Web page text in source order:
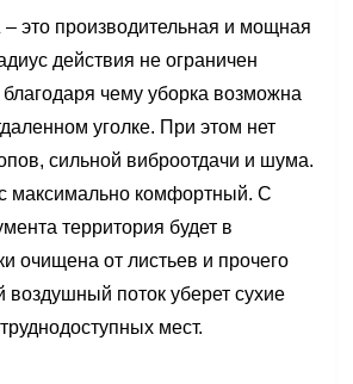
это производительная и мощная
действия не ограничен
чему уборка возможна
уголке. При этом нет
сильной виброотдачи и шума.
максимально комфортный. С
территория будет в
очищена от листьев и прочего
поток уберет сухие
мест.